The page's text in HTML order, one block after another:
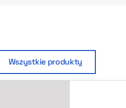
Wszystkie produkty